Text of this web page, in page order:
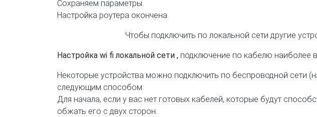
Сохраняем параметры.
Настройка роутера окончена.
Чтобы подключить по локальной сети другие
Настройка wi fi локальной сети , подключение по кабелю наиболее
Некоторые устройства можно подключить по беспроводной сети
следующим способом:
Для начала, если у вас нет готовых кабелей, которые будут
обжать его с двух сторон.